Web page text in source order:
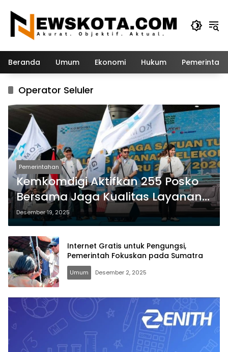
konten
Beranda Umum Ekonomi Hukum
Operator Seluler
Pemerintahan
Kemkomdigi Aktifkan 255 Posko
Bersama Jaga Kualitas Layanan
Telekomunikasi Selama Nataru
Desember 19, 2025
Internet Gratis untuk Pengungsi,
Pemerintah Fokuskan pada Sumatra
Umum Desember 2, 2025